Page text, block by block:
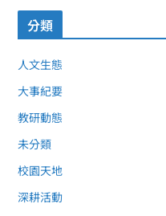
分類
人文生態
大事紀要
教研動態
未分類
校園天地
深耕活動